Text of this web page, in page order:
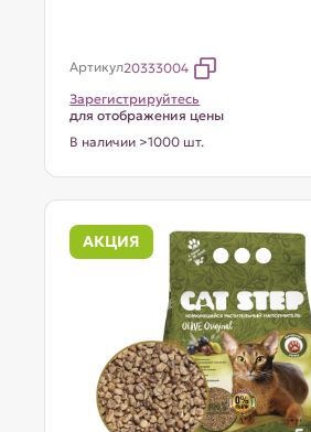
Артикул20333004
Зарегистрируйтесь
для отображения цены
В наличии >1000 шт.
АКЦИЯ